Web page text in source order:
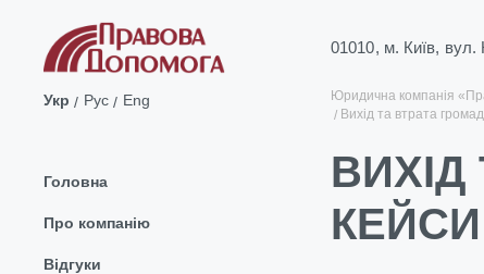
01010, м. Київ, вул.
Укр Рус Eng
Головна
Про компанію
Відгуки
Юридична компанія
Вихід та втрата
КЕЙСИ